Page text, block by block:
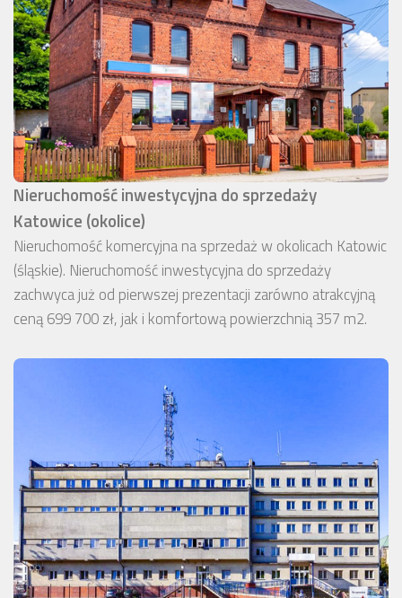
Nieruchomość inwestycyjna do sprzedaży
Katowice (okolice)
Nieruchomość komercyjna na sprzedaż w okolicach Katowic
(śląskie). Nieruchomość inwestycyjna do sprzedaży
zachwyca już od pierwszej prezentacji zarówno atrakcyjną
ceną 699 700 zł, jak i komfortową powierzchnią 357 m2.